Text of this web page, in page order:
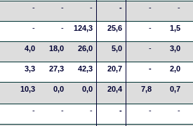
- - - - - -
- - 124,3 25,6 - 1,5
4,0 18,0 26,0 5,0 - 3,0
3,3 27,3 42,3 20,7 - 2,0
10,3 0,0 0,0 20,4 7,8 0,7
- - - - - -